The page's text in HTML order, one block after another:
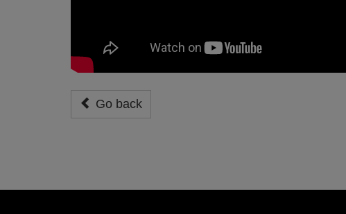
Go back